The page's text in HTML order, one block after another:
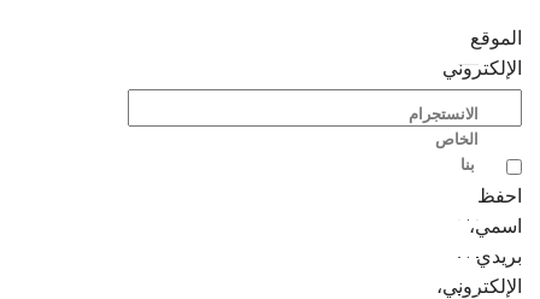
الموقع
الإلكتروني
احفظ
اسمي،
بريدي
الإلكتروني،
الانستجرام
الخاص
بنا